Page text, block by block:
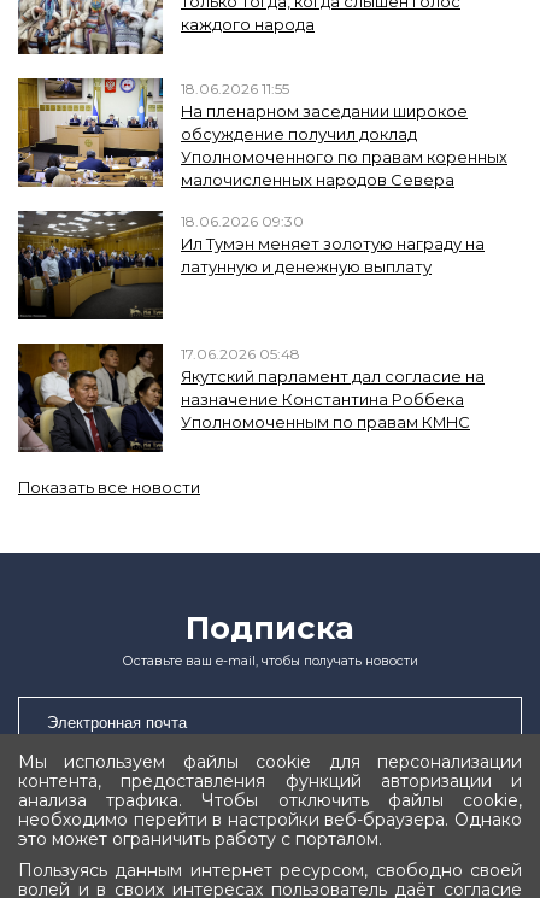
каждого народа
18.06.2026 11:55
На пленарном заседании широкое
обсуждение получил доклад
Уполномоченного по правам коренных
малочисленных народов Севера
18.06.2026 09:30
Ил Тумэн меняет золотую награду на
латунную и денежную выплату
17.06.2026 05:48
Якутский парламент дал согласие на
назначение Константина Роббека
Уполномоченным по правам КМНС
Показать все новости
Подписка
Оставьте ваш e-mail, чтобы получать новости
Подписаться
Мы используем файлы cookie для персонализации
контента, предоставления функций авторизации и
анализа трафика. Чтобы отключить файлы cookie,
необходимо перейти в настройки веб-браузера. Однако
это может ограничить работу с порталом.
Пользуясь данным интернет ресурсом, свободно своей
волей и в своих интересах пользователь даёт согласие